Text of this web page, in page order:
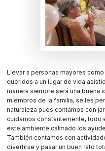
Llevar a personas mayores
queridos a un lugar de vida
manera siempre será una buena
miembros de la familia, se les
naturaleza pues contamos con
cuidamos constantemente, todo
este ambiente calmado los
También contamos con
divertirse y pasar un buen rato